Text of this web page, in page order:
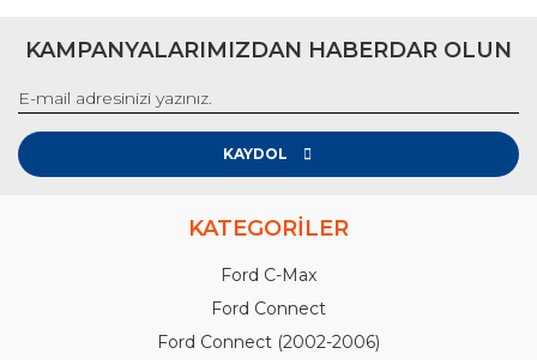
KAMPANYALARIMIZDAN HABERDAR OLUN
KAYDOL
KATEGORİLER
Ford C-Max
Ford Connect
Ford Connect (2002-2006)